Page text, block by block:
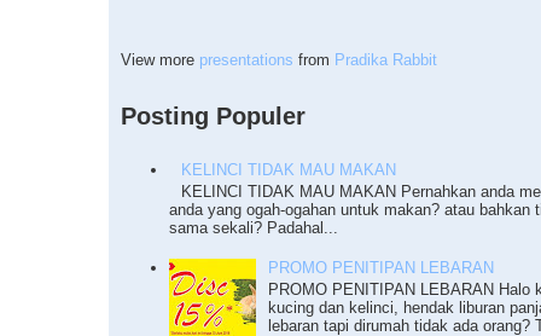
View more presentations from Pradika Rabbit
Posting Populer
KELINCI TIDAK MAU MAKAN
KELINCI TIDAK MAU MAKAN Pernahkan anda
anda yang ogah-ogahan untuk makan? atau bahkan
sama sekali? Padahal...
PROMO PENITIPAN LEBARAN
PROMO PENITIPAN LEBARAN Halo
kucing dan kelinci, hendak liburan
lebaran tapi dirumah tidak ada orang?